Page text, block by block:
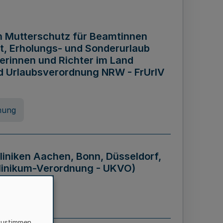
Mutterschutz für Beamtinnen
Erholungs- und Sonderurlaub
und Richter im Land
NRW - FrUrlV
Aachen, Bonn, Düsseldorf,
Verordnung - UKVO)